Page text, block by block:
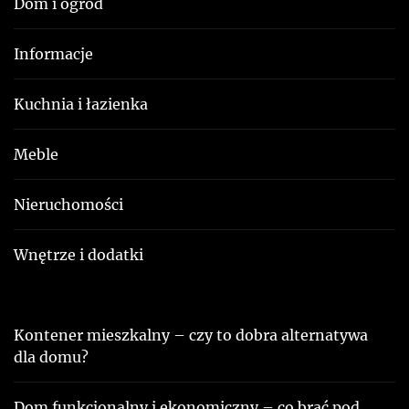
Dom i ogród
Informacje
Kuchnia i łazienka
Meble
Nieruchomości
Wnętrze i dodatki
Kontener mieszkalny – czy to dobra alternatywa
dla domu?